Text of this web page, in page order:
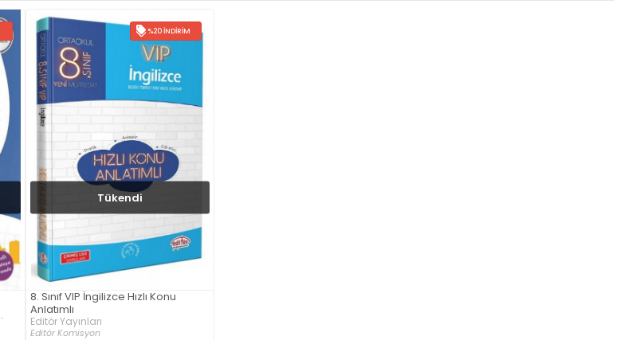
%20 İNDIRIM
Tükendi
8. Sınıf VIP İngilizce Hızlı Konu
Anlatımlı
Editör Yayınları
Editör Komisyon